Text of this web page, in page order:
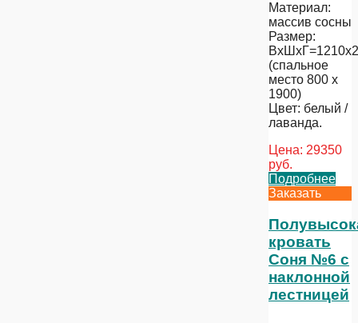
Материал:
массив сосны
Размер:
(спальное
место 800 х
1900)
Цвет: белый /
лаванда.
Цена: 29350
руб.
Подробнее
Заказать
кровать
Соня №6 с
наклонной
лестницей